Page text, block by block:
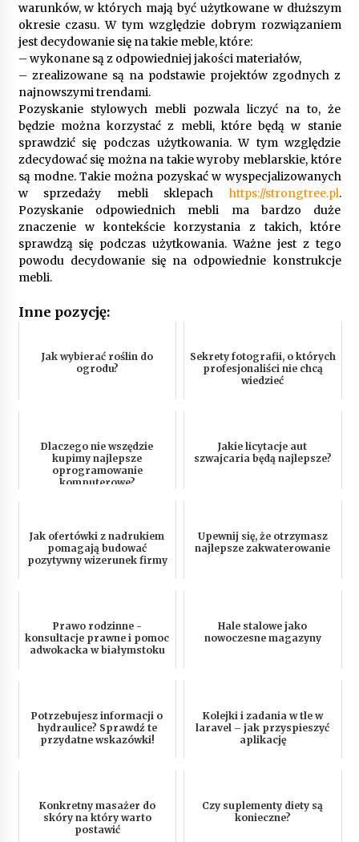
warunków, w których mają być użytkowane w dłuższym
okresie czasu. W tym względzie dobrym rozwiązaniem
jest decydowanie się na takie meble, które:
– wykonane są z odpowiedniej jakości materiałów,
– zrealizowane są na podstawie projektów zgodnych z
najnowszymi trendami.
Pozyskanie stylowych mebli pozwala liczyć na to, że
będzie można korzystać z mebli, które będą w stanie
sprawdzić się podczas użytkowania. W tym względzie
zdecydować się można na takie wyroby meblarskie, które
są modne. Takie można pozyskać w wyspecjalizowanych
w sprzedaży mebli sklepach https://strongtree.pl.
Pozyskanie odpowiednich mebli ma bardzo duże
znaczenie w kontekście korzystania z takich, które
sprawdzą się podczas użytkowania. Ważne jest z tego
powodu decydowanie się na odpowiednie konstrukcje
mebli.
Inne pozycję:
Jak wybierać roślin do
ogrodu?
Sekrety fotografii, o których
profesjonaliści nie chcą
wiedzieć
Dlaczego nie wszędzie
kupimy najlepsze
oprogramowanie
komputerowe?
Jakie licytacje aut
szwajcaria będą najlepsze?
Jak ofertówki z nadrukiem
pomagają budować
pozytywny wizerunek firmy
Upewnij się, że otrzymasz
najlepsze zakwaterowanie
Prawo rodzinne -
konsultacje prawne i pomoc
adwokacka w białymstoku
Hale stalowe jako
nowoczesne magazyny
Potrzebujesz informacji o
hydraulice? Sprawdź te
przydatne wskazówki!
Kolejki i zadania w tle w
laravel – jak przyspieszyć
aplikację
Konkretny masażer do
skóry na który warto
postawić
Czy suplementy diety są
konieczne?